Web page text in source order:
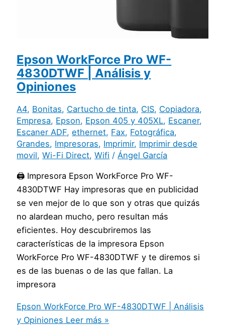
Epson WorkForce Pro WF-
4830DTWF | Análisis y
Opiniones
A4, Bonitas, Cartucho de tinta, CIS, Copiadora,
Empresa, Epson, Epson 405 y 405XL, Escaner,
Escaner ADF,ethernet, Fax, Fotográfica,
Grandes, Impresoras, Imprimir, Imprimir desde
movil,Wi-Fi Direct,Wifi / Ángel García
🖨️ Impresora Epson WorkForce Pro WF-
4830DTWF Hay impresoras que en publicidad
se ven mejor de lo que son y otras que quizás
no alardean mucho, pero resultan más
eficientes. Hoy descubriremos las
características de la impresora Epson
WorkForce Pro WF-4830DTWF y te diremos si
es de las buenas o de las que fallan. La
impresora
Epson WorkForce Pro WF-4830DTWF | Análisis
y Opiniones Leer más »